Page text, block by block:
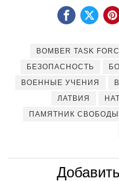
BOMBER TASK
БЕЗОПАСНОСТЬ
ВОЕННЫЕ УЧЕНИЯ
ЛАТВИЯ
ПАМЯТНИК СВОБОДЫ